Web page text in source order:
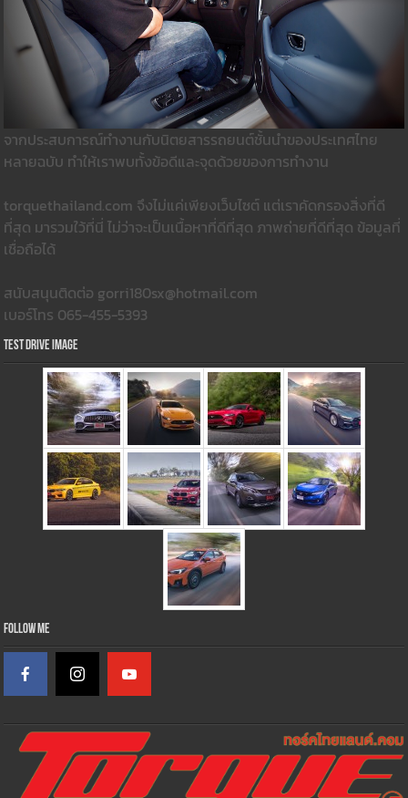
จากประสบการณ์ทำงานกับนิตยสารรถยนต์ชั้นนำของประเทศไทย
หลายฉบับ ทำให้เราพบทั้งข้อดีและจุดด้วยของการทำงาน
torquethailand.com จึงไม่แค่เพียงเว็บไซต์ แต่เราคัดกรองสิ่งที่ดี
ที่สุด มารวมใว้ที่นี่ ไม่ว่าจะเป็นเนื้อหาที่ดีที่สุด ภาพถ่ายที่ดีที่สุด ข้อมูลที่
เชื่อถือได้
สนับสนุนติดต่อ gorri180sx@hotmail.com
เบอร์โทร 065-455-5393
Test Drive Image
Follow Me